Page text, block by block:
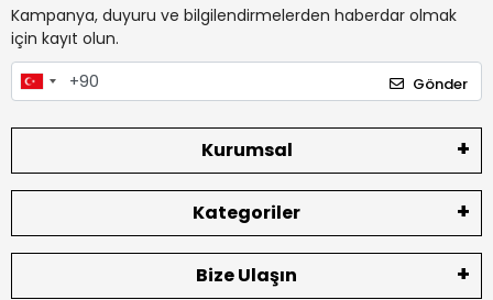
Kampanya, duyuru ve bilgilendirmelerden haberdar olmak
için kayıt olun.
Gönder
Kurumsal
Kategoriler
Bize Ulaşın